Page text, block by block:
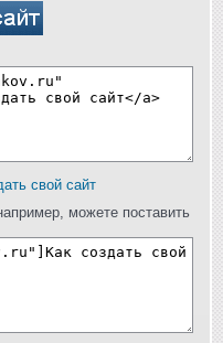
свой сайт
можете поставить